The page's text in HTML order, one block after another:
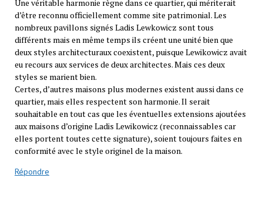
Une véritable harmonie règne dans ce quartier, qui mériterait
d’être reconnu officiellement comme site patrimonial. Les
nombreux pavillons signés Ladis Lewkowicz sont tous
différents mais en même temps ils créent une unité bien que
deux styles architecturaux coexistent, puisque Lewikowicz avait
eu recours aux services de deux architectes. Mais ces deux
styles se marient bien.
Certes, d’autres maisons plus modernes existent aussi dans ce
quartier, mais elles respectent son harmonie. Il serait
souhaitable en tout cas que les éventuelles extensions ajoutées
aux maisons d’origine Ladis Lewikowicz (reconnaissables car
elles portent toutes cette signature), soient toujours faites en
conformité avec le style originel de la maison.
Répondre